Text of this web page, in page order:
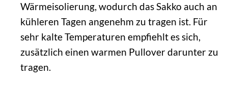
Wärmeisolierung, wodurch das Sakko auch an
kühleren Tagen angenehm zu tragen ist. Für
sehr kalte Temperaturen empfiehlt es sich,
zusätzlich einen warmen Pullover darunter zu
tragen.